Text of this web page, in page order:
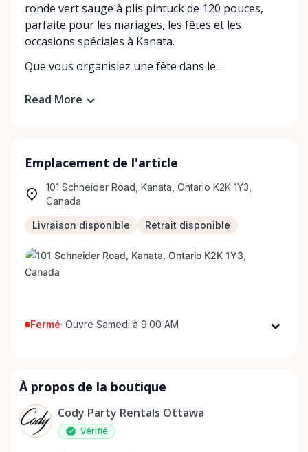
ronde vert sauge à plis pintuck de 120 pouces,
parfaite pour les mariages, les fêtes et les
occasions spéciales à Kanata.
Que vous organisiez une fête dans le...
Read More
Emplacement de l'article
101 Schneider Road, Kanata, Ontario K2K 1Y3,
Canada
Livraison disponible Retrait disponible
Fermé· Ouvre Samedi à 9:00 AM
Mercredi
Jeudi
9:00 AM - 5:00 PM
Vendredi
À propos de la boutique
Cody Party Rentals Ottawa
Vérifié